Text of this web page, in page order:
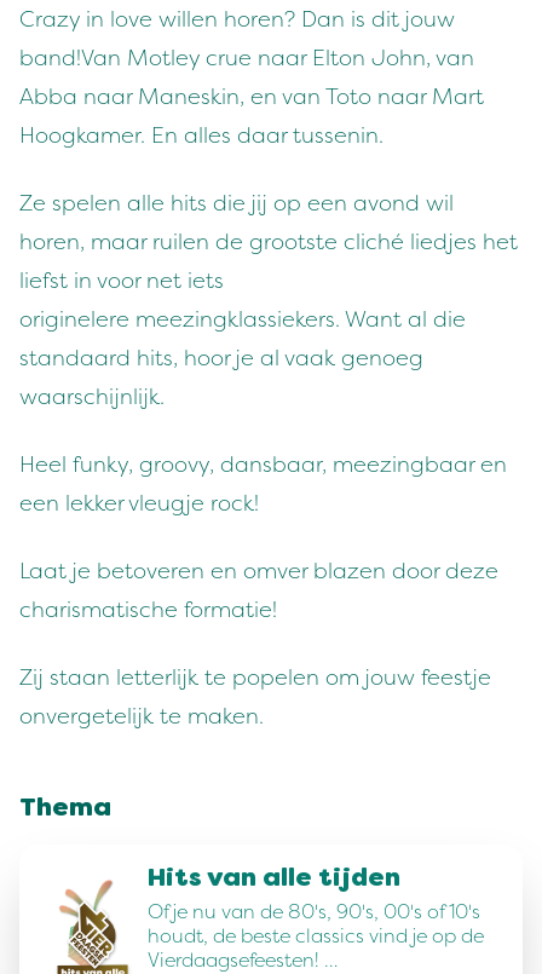
Crazy in love willen horen? Dan is dit jouw
band!Van Motley crue naar Elton John, van
Abba naar Maneskin, en van Toto naar Mart
Hoogkamer. En alles daar tussenin.
Ze spelen alle hits die jij op een avond wil
horen, maar ruilen de grootste cliché liedjes het
liefst in voor net iets
originelere meezingklassiekers. Want al die
standaard hits, hoor je al vaak genoeg
waarschijnlijk.
Heel funky, groovy, dansbaar, meezingbaar en
een lekker vleugje rock!
Laat je betoveren en omver blazen door deze
charismatische formatie!
Zij staan letterlijk te popelen om jouw feestje
onvergetelijk te maken.
Thema
Hits van alle tijden
Of je nu van de 80's, 90's, 00's of 10's
houdt, de beste classics vind je op de
Vierdaagsefeesten! …